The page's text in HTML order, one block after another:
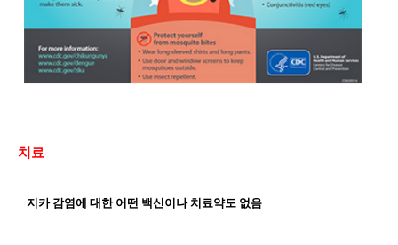
치료
지카 감염에 대한 어떤 백신이나 치료약도 없음